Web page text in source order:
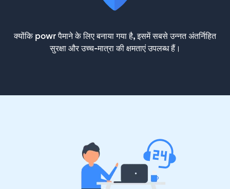
क्योंकि powr पैमाने के लिए बनाया गया है, इसमें सबसे उन्नत अंतर्निहित
सुरक्षा और उच्च-मात्रा की क्षमताएं उपलब्ध हैं।